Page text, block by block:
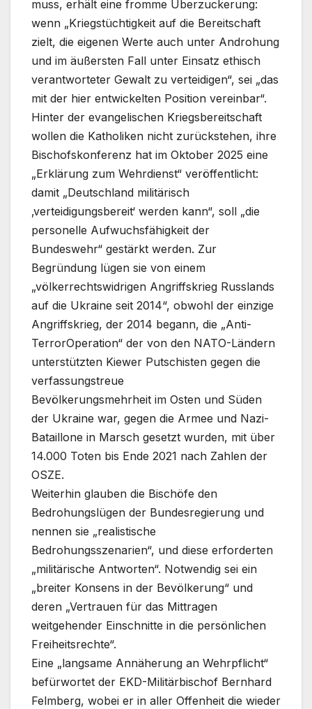
muss, erhält eine fromme Überzuckerung:
wenn „Kriegstüchtigkeit auf die Bereitschaft
zielt, die eigenen Werte auch unter Androhung
und im äußersten Fall unter Einsatz ethisch
verantworteter Gewalt zu verteidigen“, sei „das
mit der hier entwickelten Position vereinbar“.
Hinter der evangelischen Kriegsbereitschaft
wollen die Katholiken nicht zurückstehen, ihre
Bischofskonferenz hat im Oktober 2025 eine
„Erklärung zum Wehrdienst“ veröffentlicht:
damit „Deutschland militärisch
‚verteidigungsbereit‘ werden kann“, soll „die
personelle Aufwuchsfähigkeit der
Bundeswehr“ gestärkt werden. Zur
Begründung lügen sie von einem
„völkerrechtswidrigen Angriffskrieg Russlands
auf die Ukraine seit 2014“, obwohl der einzige
Angriffskrieg, der 2014 begann, die „Anti-
TerrorOperation“ der von den NATO-Ländern
unterstützten Kiewer Putschisten gegen die
verfassungstreue
Bevölkerungsmehrheit im Osten und Süden
der Ukraine war, gegen die Armee und Nazi-
Bataillone in Marsch gesetzt wurden, mit über
14.000 Toten bis Ende 2021 nach Zahlen der
OSZE.
Weiterhin glauben die Bischöfe den
Bedrohungslügen der Bundesregierung und
nennen sie „realistische
Bedrohungsszenarien“, und diese erforderten
„militärische Antworten“. Notwendig sei ein
„breiter Konsens in der Bevölkerung“ und
deren „Vertrauen für das Mittragen
weitgehender Einschnitte in die persönlichen
Freiheitsrechte“.
Eine „langsame Annäherung an Wehrpflicht“
befürwortet der EKD-Militärbischof Bernhard
Felmberg, wobei er in aller Offenheit die wieder